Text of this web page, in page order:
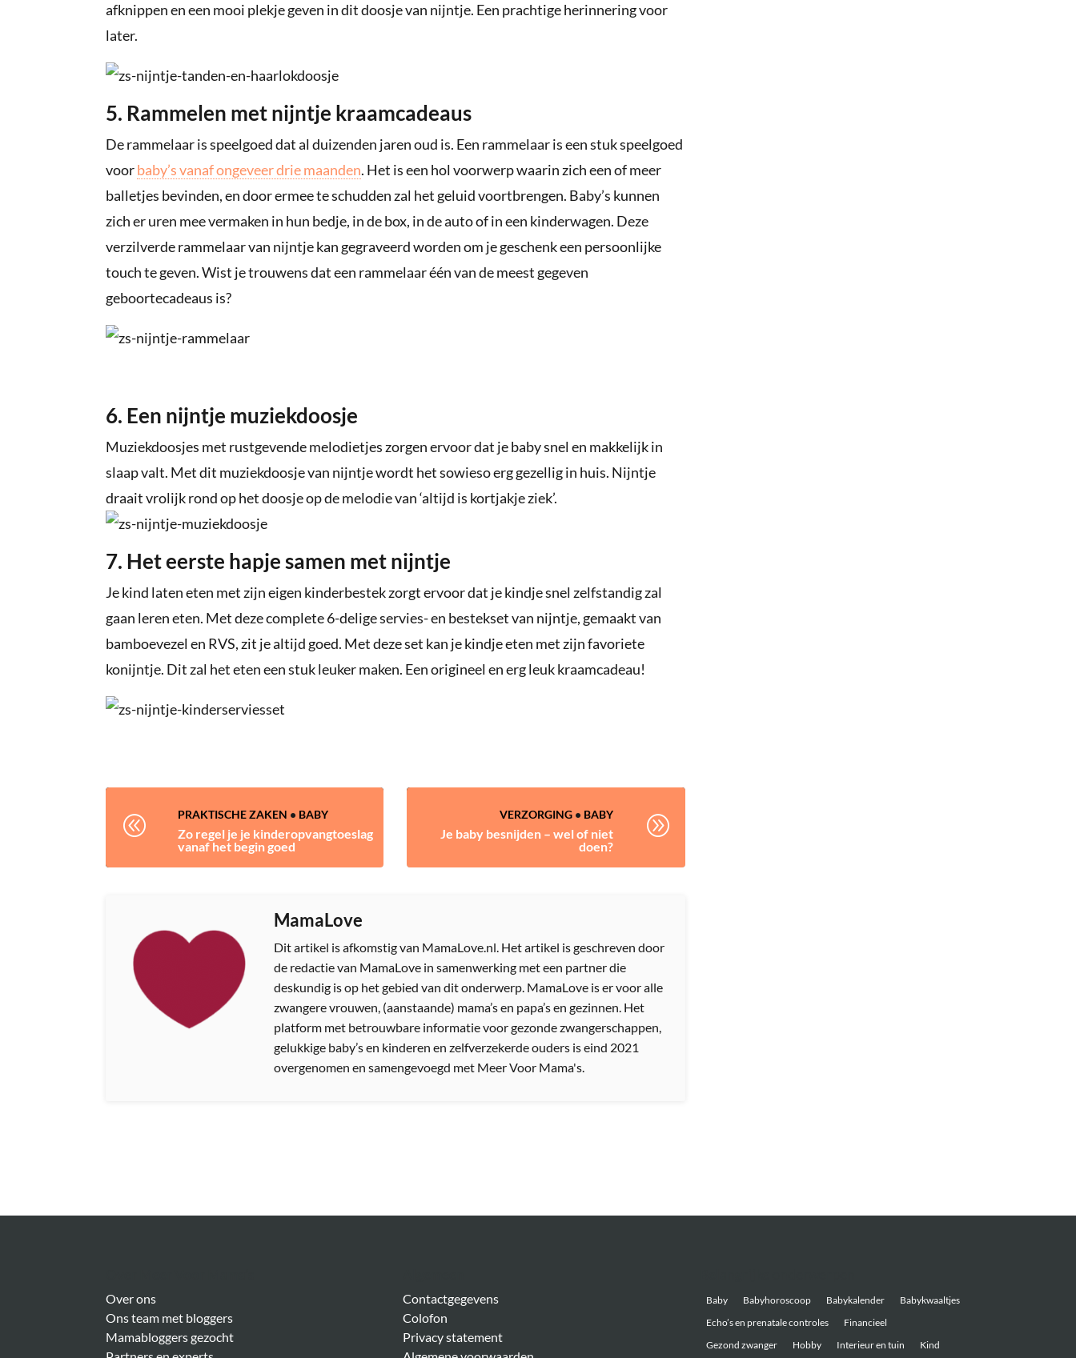
afknippen en een mooi plekje geven in dit doosje van nijntje. Een prachtige herinnering voor
later.
5. Rammelen met nijntje kraamcadeaus
De rammelaar is speelgoed dat al duizenden jaren oud is. Een rammelaar is een stuk speelgoed
voorbaby’s vanaf ongeveer drie maanden. Het is een hol voorwerp waarin zich een of meer
balletjes bevinden, en door ermee te schudden zal het geluid voortbrengen. Baby’s kunnen
zich er uren mee vermaken in hun bedje, in de box, in de auto of in een kinderwagen. Deze
verzilverde rammelaar van nijntje kan gegraveerd worden om je geschenk een persoonlijke
touch te geven. Wist je trouwens dat een rammelaar één van de meest gegeven
geboortecadeaus is?
6. Een nijntje muziekdoosje
Muziekdoosjes met rustgevende melodietjes zorgen ervoor dat je baby snel en makkelijk in
slaap valt. Met dit muziekdoosje van nijntje wordt het sowieso erg gezellig in huis. Nijntje
draait vrolijk rond op het doosje op de melodie van ‘altijd is kortjakje ziek’.
7. Het eerste hapje samen met nijntje
Je kind laten eten met zijn eigen kinderbestek zorgt ervoor dat je kindje snel zelfstandig zal
gaan leren eten. Met deze complete 6-delige servies- en bestekset van nijntje, gemaakt van
bamboevezel en RVS, zit je altijd goed. Met deze set kan je kindje eten met zijn favoriete
konijntje. Dit zal het eten een stuk leuker maken. Een origineel en erg leuk kraamcadeau!
@ PRAKTISCHE ZAKEN • BABY
Zo regel je je kinderopvangtoeslag
vanaf het begin goed
VERZORGING• BABY
Je baby besnijden – wel of niet
doen?
A
MamaLove
Dit artikel is afkomstig van MamaLove.nl. Het artikel is geschreven door
de redactie van MamaLove in samenwerking met een partner die
deskundig is op het gebied van dit onderwerp. MamaLove is er voor alle
zwangere vrouwen, (aanstaande) mama’s en papa’s en gezinnen. Het
platform met betrouwbare informatie voor gezonde zwangerschappen,
gelukkige baby’s en kinderen en zelfverzekerde ouders is eind 2021
overgenomen en samengevoegd met Meer Voor Mama's.
Over ons
Ons team met bloggers
Mamabloggers gezocht
Contactgegevens
Colofon
Privacy statement
Baby Babyhoroscoop Babykalender
Babykwaaltjes
Echo’s en prenatale controles
Financieel
Gezond zwanger
Hobby Interieur en tuin Kind